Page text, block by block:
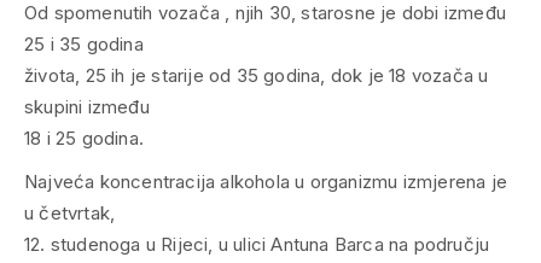
Od spomenutih vozača , njih 30, starosne je dobi između
25 i 35 godina
života, 25 ih je starije od 35 godina, dok je 18 vozača u
skupini između
18 i 25 godina.
Najveća koncentracija alkohola u organizmu izmjerena je
u četvrtak,
12. studenoga u Rijeci, u ulici Antuna Barca na području